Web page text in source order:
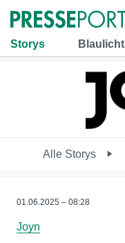
Storys Blaulicht
Alle Storys
01.06.2025 – 08:28
Joyn